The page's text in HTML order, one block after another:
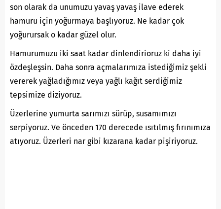
son olarak da unumuzu yavaş yavaş ilave ederek
hamuru için yoğurmaya başlıyoruz. Ne kadar çok
yoğurursak o kadar güzel olur.
Hamurumuzu iki saat kadar dinlendirioruz ki daha iyi
özdeşleşsin. Daha sonra açmalarımıza istediğimiz şekli
vererek yağladığımız veya yağlı kağıt serdiğimiz
tepsimize diziyoruz.
Üzerlerine yumurta sarımızı sürüp, susamımızı
serpiyoruz. Ve önceden 170 derecede ısıtılmış fırınımıza
atıyoruz. Üzerleri nar gibi kızarana kadar pişiriyoruz.